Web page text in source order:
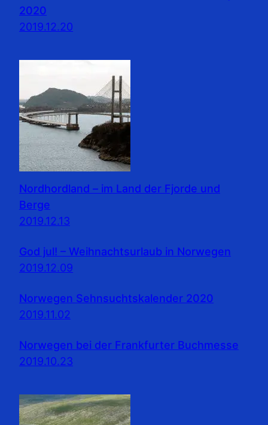
2020
2019.12.20
Nordhordland – im Land der Fjorde und
Berge
2019.12.13
God jul! – Weihnachtsurlaub in Norwegen
2019.12.09
Norwegen Sehnsuchtskalender 2020
2019.11.02
Norwegen bei der Frankfurter Buchmesse
2019.10.23